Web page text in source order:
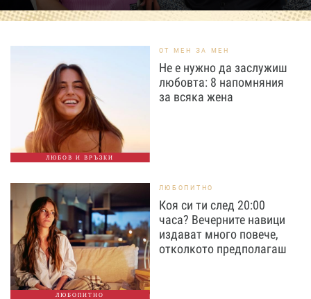
ЛЮБОВ И ВРЪЗКИ
ОТ МЕН ЗА МЕН
Не е нужно да заслужиш
любовта: 8 напомняния
за всяка жена
ЛЮБОПИТНО
ЛЮБОПИТНО
Коя си ти след 20:00
часа? Вечерните навици
издават много повече,
отколкото предполагаш